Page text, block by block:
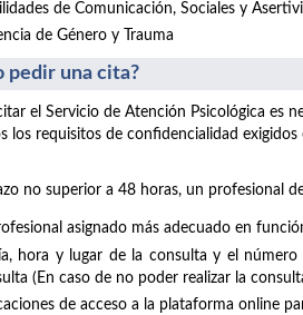
de Comunicación, Sociales y
de Género y Trauma
pedir una cita?
el Servicio de Atención Psicológica es
los requisitos de confidencialidad
no superior a 48 horas, un profesional
asignado más adecuado en
hora y lugar de la consulta y el
(En caso de no poder realizar la
de acceso a la plataforma online